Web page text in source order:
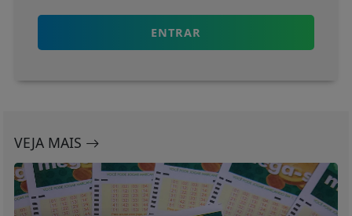
ENTRAR
VEJA MAIS